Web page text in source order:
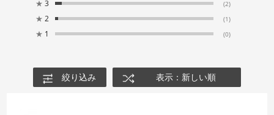
★ 3 (2)
★ 2 (1)
★ 1 (0)
絞り込み 表示：新しい順